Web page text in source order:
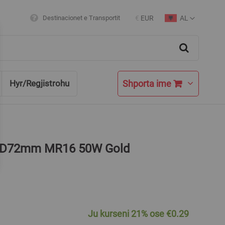
Destinacionet e Transportit
Currency
€ EUR
Language
AL
Hyr/Regjistrohu Shporta ime
MR16 50W Gold
Ju kurseni 21% ose €0.29